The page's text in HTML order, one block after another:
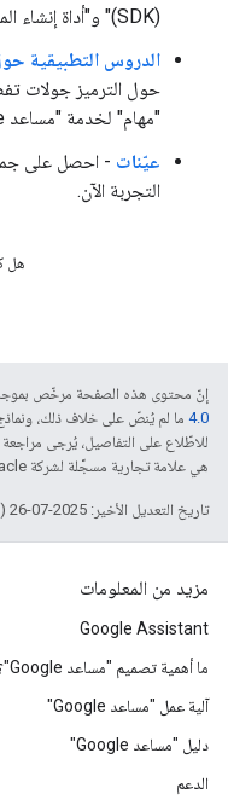
(SDK)" و"أداة إنشاء المهام".
الدروس التطبيقية
حول الترميز جولات
"مهام" لخدمة "مساعد Google".
عيّنات - احصل على
التجربة الآن.
هل
إنّ محتوى هذه الصفحة مرخّص
4.0‏ ما لم يُنصّ على خلاف ذلك،
للاطّلاع على التفاصيل، يُرجى مراجعة
هي علامة تجارية مسجَّلة لشركة Oracle و/أو شركائها التابعين.
تاريخ التعديل الأخير: 2025-07-26 (حسب التوقيت العالمي المتفَّق عليه)
مزيد من المعلومات
Google Assistant
ما أهمية تصميم "مساعد Google"؟
آلية عمل "مساعد Google"
دليل "مساعد Google"
الدعم